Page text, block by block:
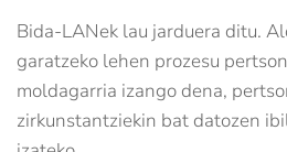
Bida-LANek lau jarduera ditu.
garatzeko lehen prozesu
moldagarria izango dena,
zirkunstantziekin bat datozen